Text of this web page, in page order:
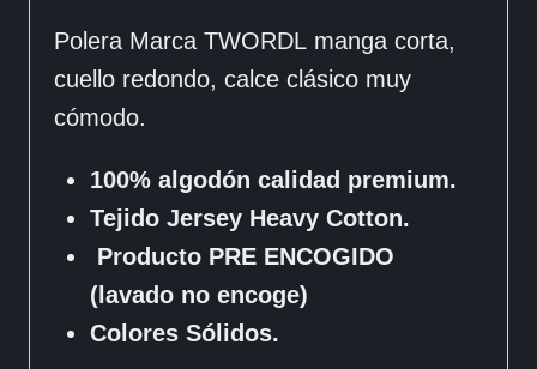
Polera Marca TWORDL manga corta,
cuello redondo, calce clásico muy
cómodo.
100% algodón calidad premium.
Tejido Jersey Heavy Cotton.
Producto PRE ENCOGIDO
(lavado no encoge)
Colores Sólidos.